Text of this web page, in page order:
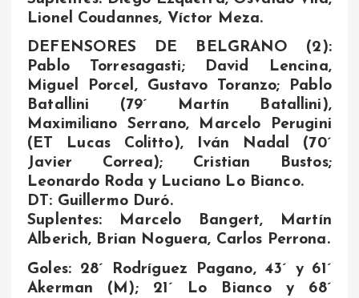
Lionel Coudannes, Víctor Meza.
DEFENSORES DE BELGRANO (2):
Pablo Torresagasti; David Lencina,
Miguel Porcel, Gustavo Toranzo; Pablo
Batallini (79´ Martín Batallini),
Maximiliano Serrano, Marcelo Perugini
(ET Lucas Colitto), Iván Nadal (70´
Javier Correa); Cristian Bustos;
Leonardo Roda y Luciano Lo Bianco.
DT: Guillermo Duró.
Suplentes: Marcelo Bangert, Martín
Alberich, Brian Noguera, Carlos Perrona.
Goles: 28´ Rodríguez Pagano, 43´ y 61´
Akerman (M); 21´ Lo Bianco y 68´